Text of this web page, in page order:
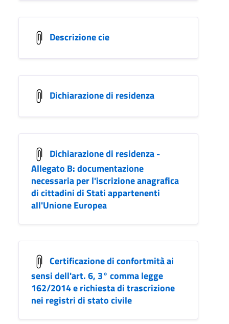
Descrizione cie
Dichiarazione di residenza
Dichiarazione di residenza -
Allegato B: documentazione
necessaria per l'iscrizione anagrafica
di cittadini di Stati appartenenti
all'Unione Europea
Certificazione di confortmità ai
sensi dell'art. 6, 3° comma legge
162/2014 e richiesta di trascrizione
nei registri di stato civile